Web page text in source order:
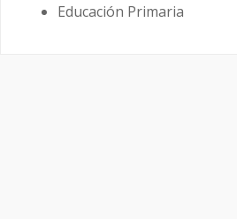
Educación Primaria